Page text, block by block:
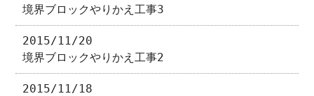
境界ブロックやりかえ工事3
2015/11/20
境界ブロックやりかえ工事2
2015/11/18